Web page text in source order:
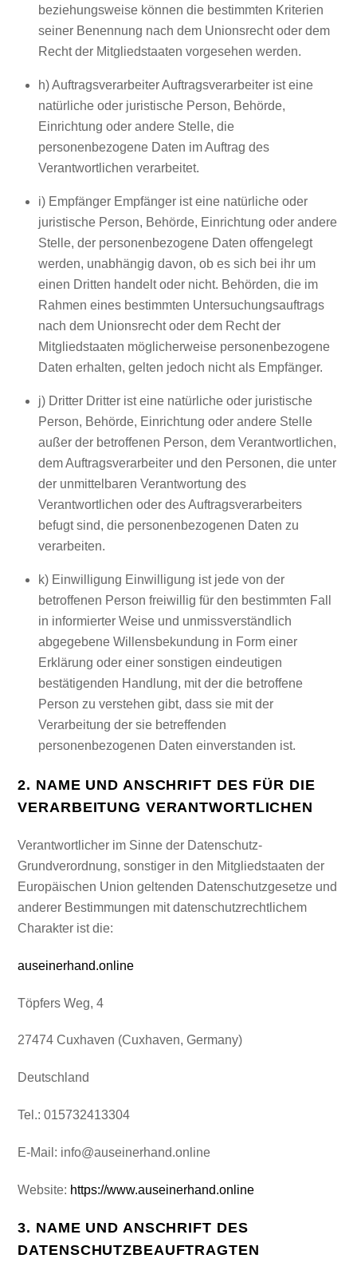
beziehungsweise können die bestimmten Kriterien
seiner Benennung nach dem Unionsrecht oder dem
Recht der Mitgliedstaaten vorgesehen werden.
h) Auftragsverarbeiter Auftragsverarbeiter ist eine
natürliche oder juristische Person, Behörde,
Einrichtung oder andere Stelle, die
personenbezogene Daten im Auftrag des
Verantwortlichen verarbeitet.
i) Empfänger Empfänger ist eine natürliche oder
juristische Person, Behörde, Einrichtung oder andere
Stelle, der personenbezogene Daten offengelegt
werden, unabhängig davon, ob es sich bei ihr um
einen Dritten handelt oder nicht. Behörden, die im
Rahmen eines bestimmten Untersuchungsauftrags
nach dem Unionsrecht oder dem Recht der
Mitgliedstaaten möglicherweise personenbezogene
Daten erhalten, gelten jedoch nicht als Empfänger.
j) Dritter Dritter ist eine natürliche oder juristische
Person, Behörde, Einrichtung oder andere Stelle
außer der betroffenen Person, dem Verantwortlichen,
dem Auftragsverarbeiter und den Personen, die unter
der unmittelbaren Verantwortung des
Verantwortlichen oder des Auftragsverarbeiters
befugt sind, die personenbezogenen Daten zu
verarbeiten.
k) Einwilligung Einwilligung ist jede von der
betroffenen Person freiwillig für den bestimmten Fall
in informierter Weise und unmissverständlich
abgegebene Willensbekundung in Form einer
Erklärung oder einer sonstigen eindeutigen
bestätigenden Handlung, mit der die betroffene
Person zu verstehen gibt, dass sie mit der
Verarbeitung der sie betreffenden
personenbezogenen Daten einverstanden ist.
2. NAME UND ANSCHRIFT DES FÜR DIE
VERARBEITUNG VERANTWORTLICHEN
Verantwortlicher im Sinne der Datenschutz-
Grundverordnung, sonstiger in den Mitgliedstaaten der
Europäischen Union geltenden Datenschutzgesetze und
anderer Bestimmungen mit datenschutzrechtlichem
Charakter ist die:
auseinerhand.online
Töpfers Weg, 4
27474 Cuxhaven (Cuxhaven, Germany)
Deutschland
Tel.: 015732413304
E-Mail: info@auseinerhand.online
Website: https://www.auseinerhand.online
3. NAME UND ANSCHRIFT DES
DATENSCHUTZBEAUFTRAGTEN